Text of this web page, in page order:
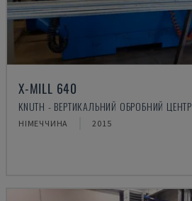
X-MILL 640
KNUTH - ВЕРТИКАЛЬНИЙ ОБРОБНИЙ ЦЕНТР
НІМЕЧЧИНА 2015